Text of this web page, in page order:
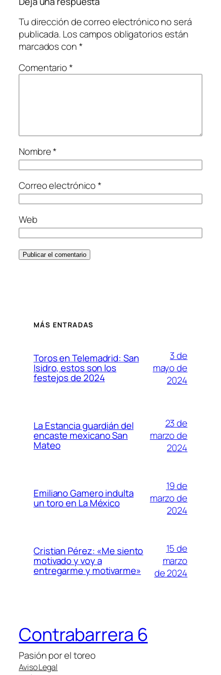
Tu dirección de correo electrónico no será
publicada. Los campos obligatorios están
marcados con*
Comentario*
Nombre*
Correo electrónico*
Web
MÁS ENTRADAS
Toros en Telemadrid: San
Isidro, estos son los
festejos de 2024
3 de
mayo de
2024
La Estancia guardián del
encaste mexicano San
Mateo
23 de
marzo de
2024
Emiliano Gamero indulta
un toro en La México
19 de
marzo de
2024
Cristian Pérez: «Me siento
motivado y voy a
entregarme y motivarme»
15 de
marzo
de 2024
Contrabarrera 6
Pasión por el toreo
Aviso Legal